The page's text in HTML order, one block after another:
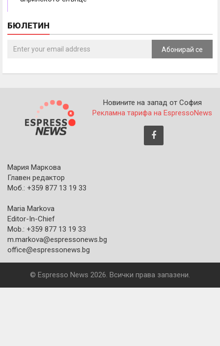
БЮЛЕТИН
Абонирай се
Новините на запад от София
Рекламна тарифа на EspressoNews
Мария Маркова
Главен редактор
Моб.: +359 877 13 19 33
Maria Markova
Editor-In-Chief
Mob.: +359 877 13 19 33
m.markova@espressonews.bg
office@espressonews.bg
© Espresso News 2026. Всички права запазени.